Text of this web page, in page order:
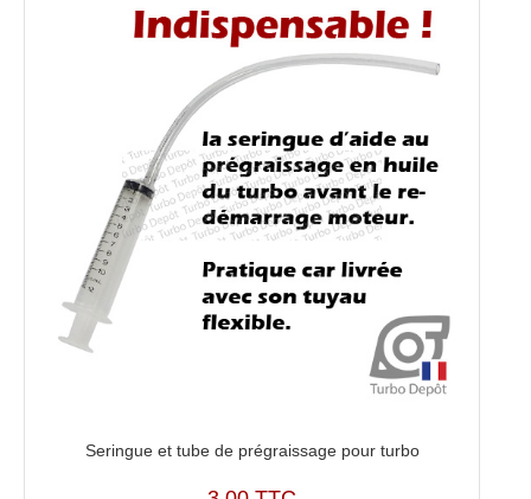
Seringue et tube de prégraissage pour turbo